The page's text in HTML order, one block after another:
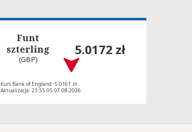
Funt
szterling
(GBP)
5.0172 zł
Kurs Bank of England: 5.0161 zł
Aktualizacja: 23:55:05 07-08-2026